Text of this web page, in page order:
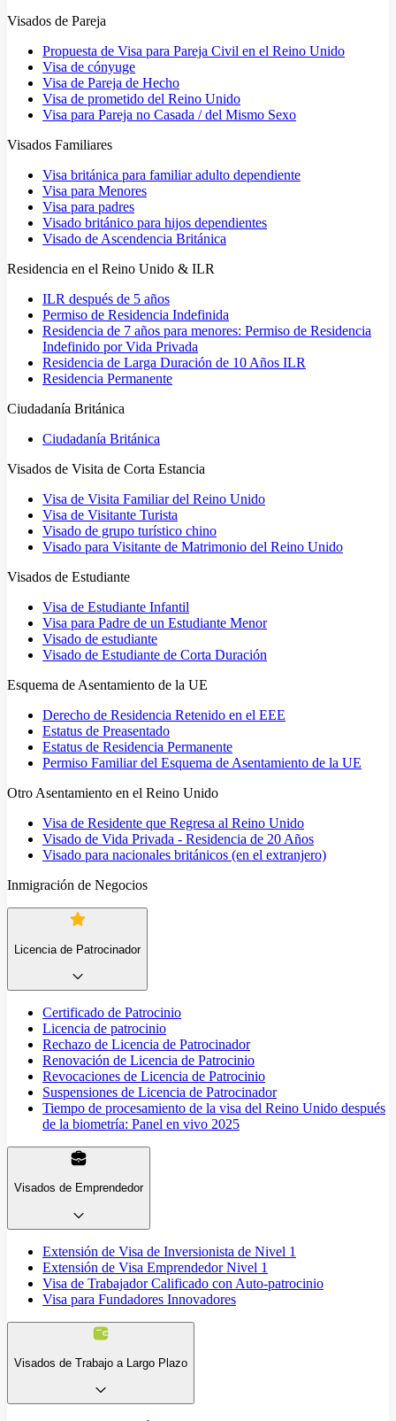
Visados de Pareja
Propuesta de Visa para Pareja Civil en el Reino Unido
Visa de cónyuge
Visa de Pareja de Hecho
Visa de prometido del Reino Unido
Visa para Pareja no Casada / del Mismo Sexo
Visados Familiares
Visa británica para familiar adulto dependiente
Visa para Menores
Visa para padres
Visado británico para hijos dependientes
Visado de Ascendencia Británica
Residencia en el Reino Unido & ILR
ILR después de 5 años
Permiso de Residencia Indefinida
Residencia de 7 años para menores: Permiso de Residencia
Indefinido por Vida Privada
Residencia de Larga Duración de 10 Años ILR
Residencia Permanente
Ciudadanía Británica
Ciudadanía Británica
Visados de Visita de Corta Estancia
Visa de Visita Familiar del Reino Unido
Visa de Visitante Turista
Visado de grupo turístico chino
Visado para Visitante de Matrimonio del Reino Unido
Visados de Estudiante
Visa de Estudiante Infantil
Visa para Padre de un Estudiante Menor
Visado de estudiante
Visado de Estudiante de Corta Duración
Esquema de Asentamiento de la UE
Derecho de Residencia Retenido en el EEE
Estatus de Preasentado
Estatus de Residencia Permanente
Permiso Familiar del Esquema de Asentamiento de la UE
Otro Asentamiento en el Reino Unido
Visa de Residente que Regresa al Reino Unido
Visado de Vida Privada - Residencia de 20 Años
Visado para nacionales británicos (en el extranjero)
Inmigración de Negocios
Licencia de Patrocinador
Certificado de Patrocinio
Licencia de patrocinio
Rechazo de Licencia de Patrocinador
Renovación de Licencia de Patrocinio
Revocaciones de Licencia de Patrocinio
Suspensiones de Licencia de Patrocinador
Tiempo de procesamiento de la visa del Reino Unido después
de la biometría: Panel en vivo 2025
Visados de Emprendedor
Extensión de Visa de Inversionista de Nivel 1
Extensión de Visa Emprendedor Nivel 1
Visa de Trabajador Calificado con Auto-patrocinio
Visa para Fundadores Innovadores
Visados de Trabajo a Largo Plazo